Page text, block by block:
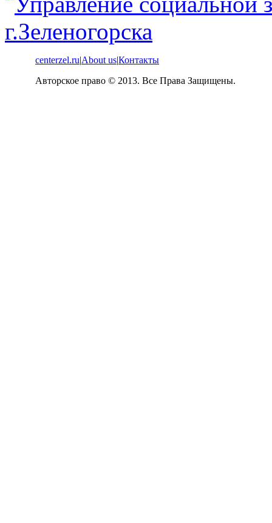
centerzel.ru|About us|Контакты
Авторское право © 2013. Все Права Защищены.